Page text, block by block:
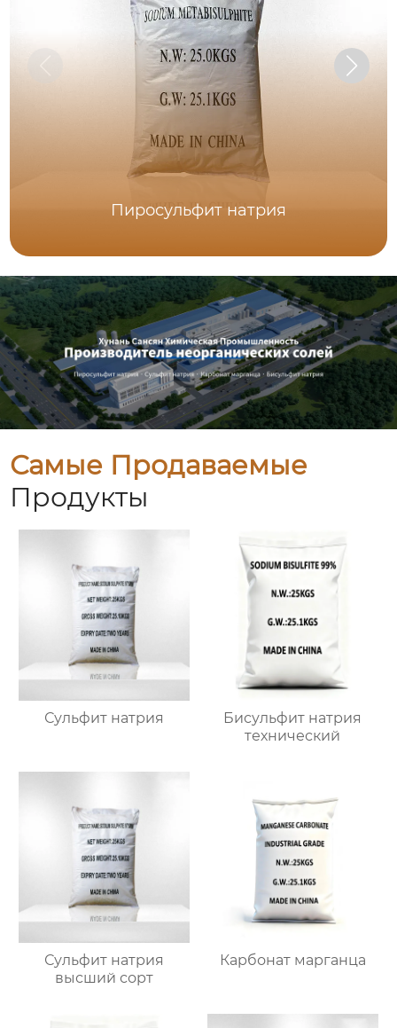
Пиросульфит натрия
Самые Продаваемые
Продукты
Сульфит натрия
Бисульфит натрия
технический
Сульфит натрия
высший сорт
Карбонат марганца